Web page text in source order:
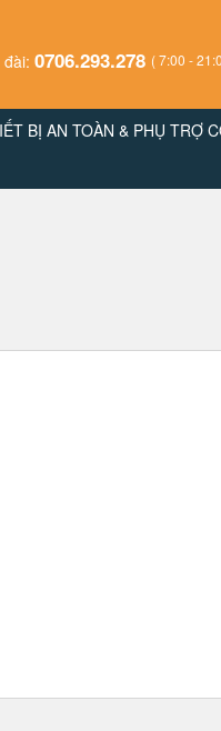
0706.293.278 ( 7:00 -
BỊ AN TOÀN & PHỤ TRỢ